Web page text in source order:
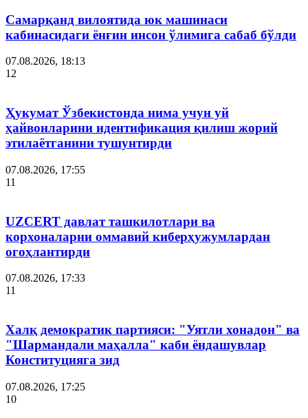
Самарқанд вилоятида юк машинаси
кабинасидаги ёнғин инсон ўлимига сабаб бўлди
07.08.2026, 18:13
12
Ҳукумат Ўзбекистонда нима учун уй
ҳайвонларини идентификация қилиш жорий
этилаётганини тушунтирди
07.08.2026, 17:55
11
UZCERT давлат ташкилотлари ва
корхоналарни оммавий киберҳужумлардан
огоҳлантирди
07.08.2026, 17:33
11
Халқ демократик партияси: "Уятли хонадон" ва
"Шармандали маҳалла" каби ёндашувлар
Конституцияга зид
07.08.2026, 17:25
10